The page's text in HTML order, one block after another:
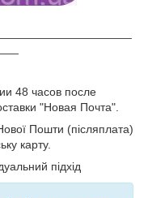
48 часов после
"Новая Почта".
Пошти (післяплата)
карту.